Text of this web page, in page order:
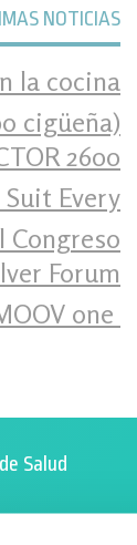
NOTICIAS
la cocina
cigüeña)
2600
Every
Congreso
Forum
one
Salud